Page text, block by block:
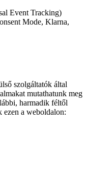
Event Tracking)
Mode, Klarna,
szolgáltatók által
mutathatunk meg
harmadik féltől
ezen a weboldalon: